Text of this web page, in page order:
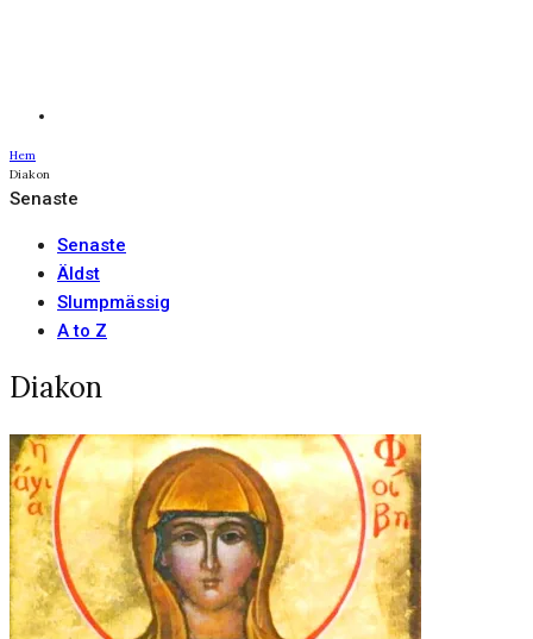
Hem
Diakon
Senaste
Senaste
Äldst
Slumpmässig
A to Z
Diakon